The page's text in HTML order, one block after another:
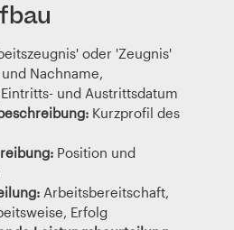
oder 'Zeugnis'
Nachname,
und Austrittsdatum
Kurzprofil des
Position und
Arbeitsbereitschaft,
Erfolg